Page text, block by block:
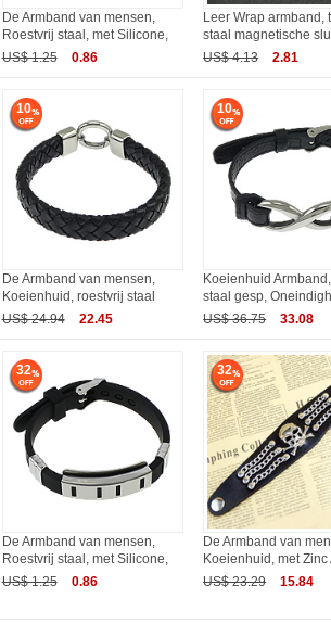
De Armband van mensen,
Roestvrij staal, met Silicone,
US$ 1.25
0.86
Leer Wrap armband,
staal magnetische
US$ 4.13
2.81
10
De Armband van mensen,
Koeienhuid, roestvrij staal
US$ 24.94
22.45
10
Koeienhuid
staal gesp,
US$ 36.75
33.08
32
De Armband van mensen,
Roestvrij staal, met Silicone,
US$ 1.25
0.86
32
De Armband van
Koeienhuid, met Zinc
US$ 23.29
15.84